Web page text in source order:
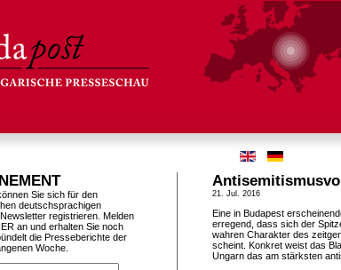
21. Jul. 2016
Eine in Budapest
erregend, dass sich der
wahren Charakter des
scheint. Konkret weist das
Ungarn das am stärksten
Sie sich für den
deutschsprachigen
registrieren. Melden
an und erhalten Sie noch
die Presseberichte der
Woche.